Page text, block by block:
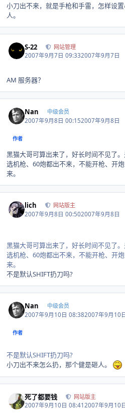
小刀出不来，就是手枪和手雷，怎样设
人。
S-22 网站管理
2007年9月7日 09:332007年9月7日
AM 服务器？
Nan 中级会员
2007年9月8日 00:152007年9月8日
作者
黑猫大哥可算出来了，好长时间不见了
选机枪、60炮都出不来，不能开枪、开
来。
lich 网站版主
2007年9月8日 00:502007年9月8日
黑猫大哥可算出来了，好长时间不见了
选机枪、60炮都出不来，不能开枪、开
来。
不是默认SHIFT扔刀吗?
Nan 中级会员
2007年9月10日 08:382007年9月10
作者
不是默认SHIFT扔刀吗?
小刀出不来怎么扔，那个健是砸人。
死了都要钱 网站版主
2007年9月10日 08:412007年9月10